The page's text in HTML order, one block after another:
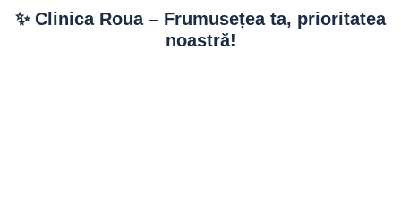
✨ Clinica Roua – Frumusețea ta, prioritatea
noastră!